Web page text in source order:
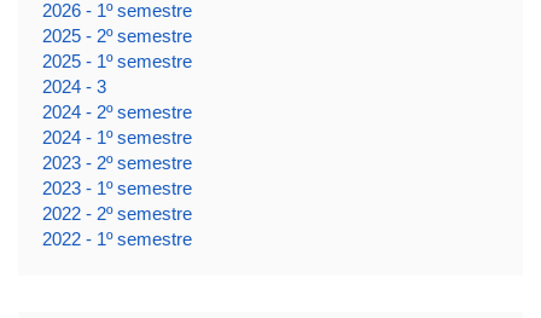
2026 - 1º semestre
2025 - 2º semestre
2025 - 1º semestre
2024 - 3
2024 - 2º semestre
2024 - 1º semestre
2023 - 2º semestre
2023 - 1º semestre
2022 - 2º semestre
2022 - 1º semestre